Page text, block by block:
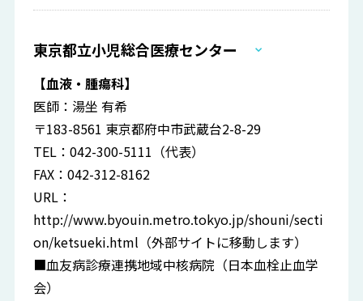
東京都立小児総合医療センター
【血液・腫瘍科】
医師：湯坐 有希
〒183-8561 東京都府中市武蔵台2-8-29
TEL：042-300-5111（代表）
FAX：042-312-8162
URL：
http://www.byouin.metro.tokyo.jp/shouni/secti
on/ketsueki.html （外部サイトに移動します）
■血友病診療連携地域中核病院（日本血栓止血学
会）